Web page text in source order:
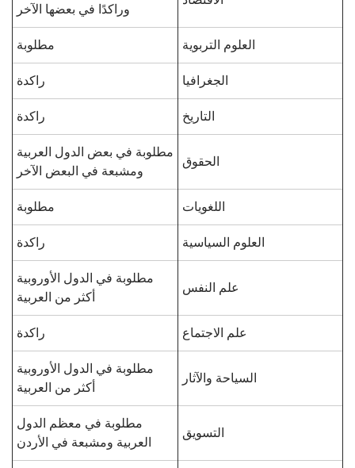
وراكدًا في بعضها الآخر
العلوم التربوية
مطلوبة
الجغرافيا
راكدة
التاريخ
راكدة
الحقوق
مطلوبة في بعض الدول العربية
ومشبعة في البعض الآخر
اللغويات
مطلوبة
العلوم السياسية
راكدة
علم النفس
مطلوبة في الدول الأوروبية
أكثر من العربية
علم الاجتماع
راكدة
السياحة والآثار
مطلوبة في الدول الأوروبية
أكثر من العربية
التسويق
مطلوبة في معظم الدول
العربية ومشبعة في الأردن